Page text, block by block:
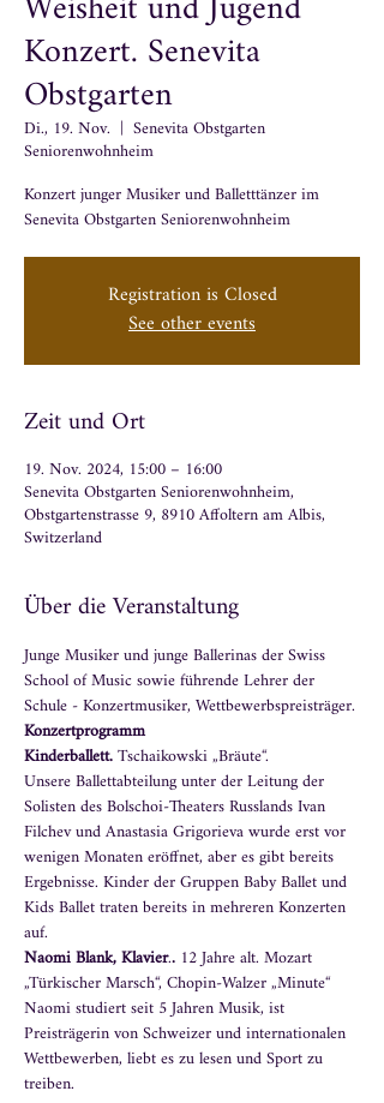
Konzert. Senevita
Obstgarten
Di., 19. Nov.
  |
Senevita Obstgarten
Seniorenwohnheim
Konzert junger Musiker und Balletttänzer im
Senevita Obstgarten Seniorenwohnheim
Registration is Closed
See other events
Zeit und Ort
19. Nov. 2024, 15:00 – 16:00
Senevita Obstgarten Seniorenwohnheim,
Obstgartenstrasse 9, 8910 Affoltern am Albis,
Switzerland
Über die Veranstaltung
Junge Musiker und junge Ballerinas der Swiss
School of Music sowie führende Lehrer der
Schule - Konzertmusiker, Wettbewerbspreisträger.
Konzertprogramm
Kinderballett. Tschaikowski „Bräute“.
Unsere Ballettabteilung unter der Leitung der
Solisten des Bolschoi-Theaters Russlands Ivan
Filchev und Anastasia Grigorieva wurde erst vor
wenigen Monaten eröffnet, aber es gibt bereits
Ergebnisse. Kinder der Gruppen Baby Ballet und
Kids Ballet traten bereits in mehreren Konzerten
auf.
Naomi Blank, Klavier.. 12 Jahre alt. Mozart
„Türkischer Marsch“, Chopin-Walzer „Minute“
Naomi studiert seit 5 Jahren Musik, ist
Preisträgerin von Schweizer und internationalen
Wettbewerben, liebt es zu lesen und Sport zu
treiben.